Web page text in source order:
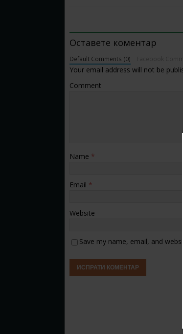
Оставете коментар
Default Comments (0)
Your email address will not be
Comment
Name *
Email *
Website
Save my name, email, and